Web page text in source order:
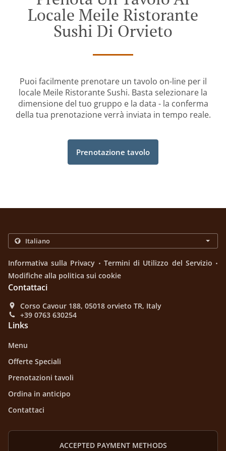
Locale Meile Ristorante
Sushi Di Orvieto
Puoi facilmente prenotare un tavolo on-line per il
locale Meile Ristorante Sushi. Basta selezionare la
dimensione del tuo gruppo e la data - la conferma
della tua prenotazione verrà inviata in tempo reale.
Prenotazione tavolo
Informativa sulla Privacy . Termini di Utilizzo del Servizio .
Modifiche alla politica sui cookie
Contattaci
Corso Cavour 188, 05018 orvieto TR, Italy
+39 0763 630254
Links
Menu
Offerte Speciali
Prenotazioni tavoli
Ordina in anticipo
Contattaci
ACCEPTED PAYMENT METHODS